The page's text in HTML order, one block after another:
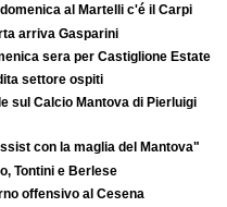
al Martelli c'é il Carpi
arriva Gasparini
sera per Castiglione Estate
settore ospiti
sul Calcio Mantova di Pierluigi
con la maglia del Mantova"
Tontini e Berlese
offensivo al Cesena